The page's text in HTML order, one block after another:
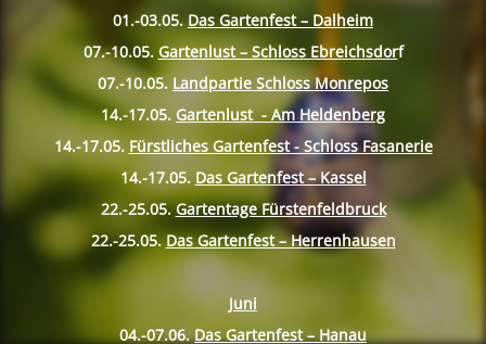
01.-03.05. Das Gartenfest – Dalheim
07.-10.05. Gartenlust – Schloss Ebreichsdorf
07.-10.05. Landpartie Schloss Monrepos
14.-17.05. Gartenlust - Am Heldenberg
14.-17.05. Fürstliches Gartenfest - Schloss Fasanerie
14.-17.05. Das Gartenfest – Kassel
22.-25.05. Gartentage Fürstenfeldbruck
22.-25.05. Das Gartenfest – Herrenhausen
Juni
04.-07.06. Das Gartenfest – Hanau